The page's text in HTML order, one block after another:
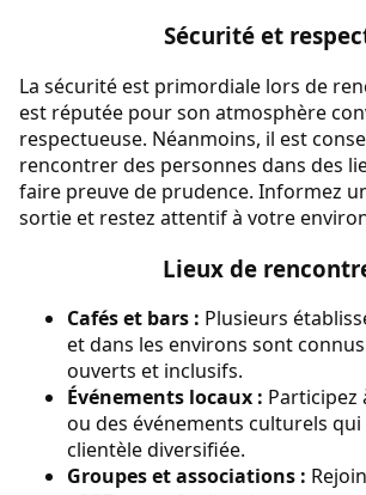
Sécurité et
La sécurité est primordiale lors de
est réputée pour son atmosphère
respectueuse. Néanmoins, il est
rencontrer des personnes dans des
faire preuve de prudence. Informez
sortie et restez attentif à votre
Lieux de
Cafés et bars : Plusieurs
et dans les environs sont
ouverts et inclusifs.
Événements locaux : Participez
ou des événements culturels
clientèle diversifiée.
Groupes et associations :